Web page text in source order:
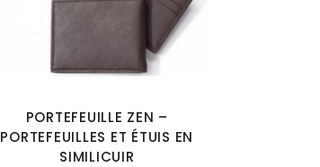
PORTEFEUILLE ZEN –
PORTEFEUILLES ET ÉTUIS EN
SIMILICUIR